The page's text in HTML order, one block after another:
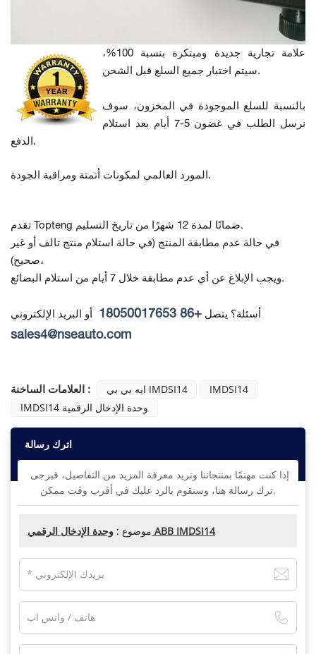
علامة تجارية جديدة ومبتكرة بنسبة 100%،
سيتم اختبار جميع السلع قبل الشحن.
بالنسبة للسلع الموجودة في المخزون، سوف
نرسل الطلب في غضون 5-7 أيام بعد استلام
الدفع.
المورد العالمي لمكونات أتمتة ومراقبة الجودة.
تقدم Topteng ضمانًا لمدة 12 شهرًا من تاريخ التسليم.
في حالة عدم مطابقة المنتج (في حالة استلام منتج تالف أو غير
صحيح)،
ويجب الإبلاغ عن أي عدم مطابقة خلال 7 أيام من استلام البضائع.
أسئلة؟ يتصل +86 18050017653 أو البريد الإلكتروني
sales4@nseauto.com
العلامات الساخنة : ايه بي بي IMDSI14
IMDSI14
IMDSI14 وحدة الإدخال الرقمية
اترك رسالة
ترك رسالة هنا، وسنقوم بالرد عليك في أقرب وقت ممكن.
موضوع : وحدة الإدخال الرقمي ABB IMDSI14